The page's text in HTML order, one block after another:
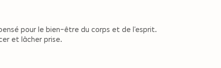
pour le bien-être du corps et de l’esprit.
et lâcher prise.